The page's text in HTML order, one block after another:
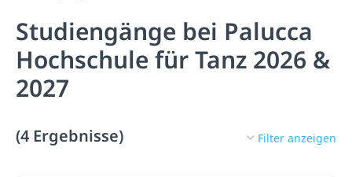
Studiengänge bei Palucca
Hochschule für Tanz 2026 &
2027
(4 Ergebnisse) Filter anzeigen